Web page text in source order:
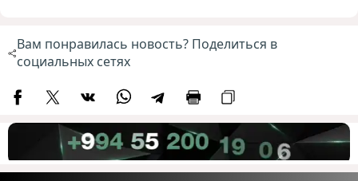
Вам понравилась новость? Поделиться в
социальных сетях